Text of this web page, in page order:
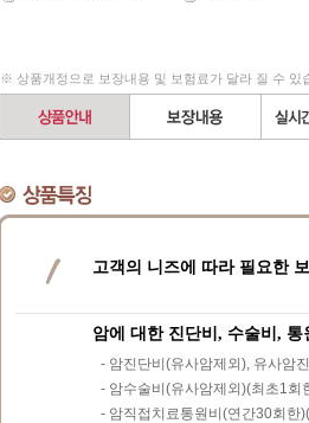
※ 상품개정으로 보장내용 및 보험료가 달라 질 수 있
고객의 니즈에 따라 필요한
암에 대한 진단비, 수술비,
- 암진단비(유사암제외), 유사암진
- 암수술비(유사암제외)(최초1회
- 암직접치료통원비(연간30회한